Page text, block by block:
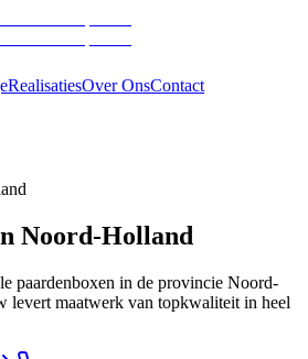
RealisatiesOver OnsContact
Noord-Holland
paardenboxen in de provincie Noord-
levert maatwerk van topkwaliteit in heel